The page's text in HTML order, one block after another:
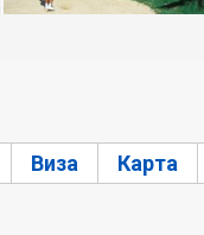
(активная вкладка)
Виза Карта